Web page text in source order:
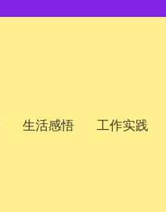
生活感悟 工作实践